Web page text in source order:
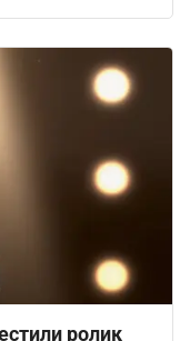
ролик